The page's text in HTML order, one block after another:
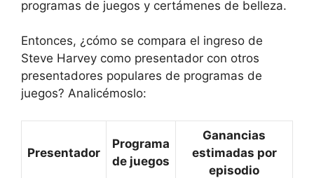
programas de juegos y certámenes de belleza.
Entonces, ¿cómo se compara el ingreso de
Steve Harvey como presentador con otros
presentadores populares de programas de
juegos? Analicémoslo:
Presentador
Programa
de juegos
Ganancias
estimadas por
episodio